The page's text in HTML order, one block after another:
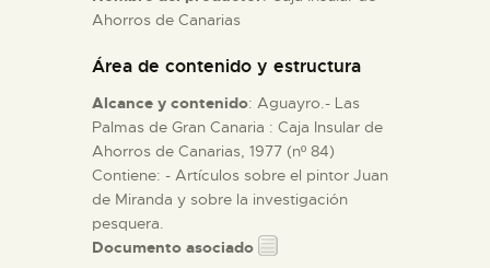
Ahorros de Canarias
Área de contenido y estructura
Alcance y contenido: Aguayro.- Las
Palmas de Gran Canaria : Caja Insular de
Ahorros de Canarias, 1977 (nº 84)
Contiene: - Artículos sobre el pintor Juan
de Miranda y sobre la investigación
pesquera.
Documento asociado